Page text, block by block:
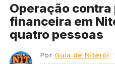
Operação
financeira em
quatro pessoas
Por Guia de Niterói